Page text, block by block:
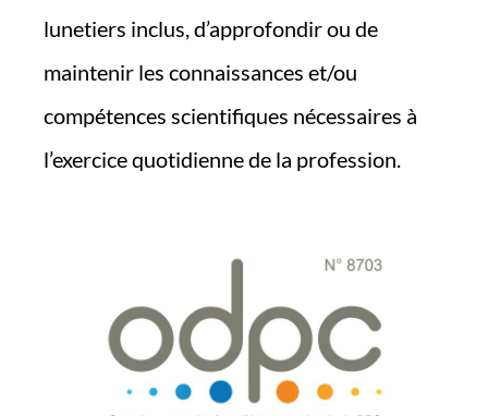
lunetiers inclus, d’approfondir ou de
maintenir les connaissances et/ou
compétences scientifiques nécessaires à
l’exercice quotidienne de la profession.